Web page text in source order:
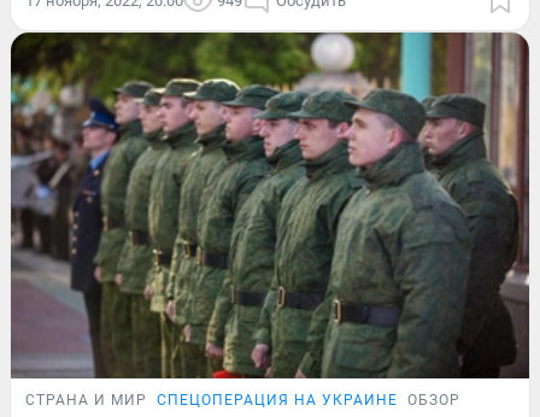
СТРАНА И МИР СПЕЦОПЕРАЦИЯ НА УКРАИНЕ ОБЗОР